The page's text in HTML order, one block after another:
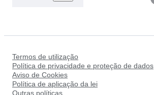
Termos de utilização
Política de privacidade e proteção de dados
Aviso de Cookies
Política de aplicação da lei
Outras políticas